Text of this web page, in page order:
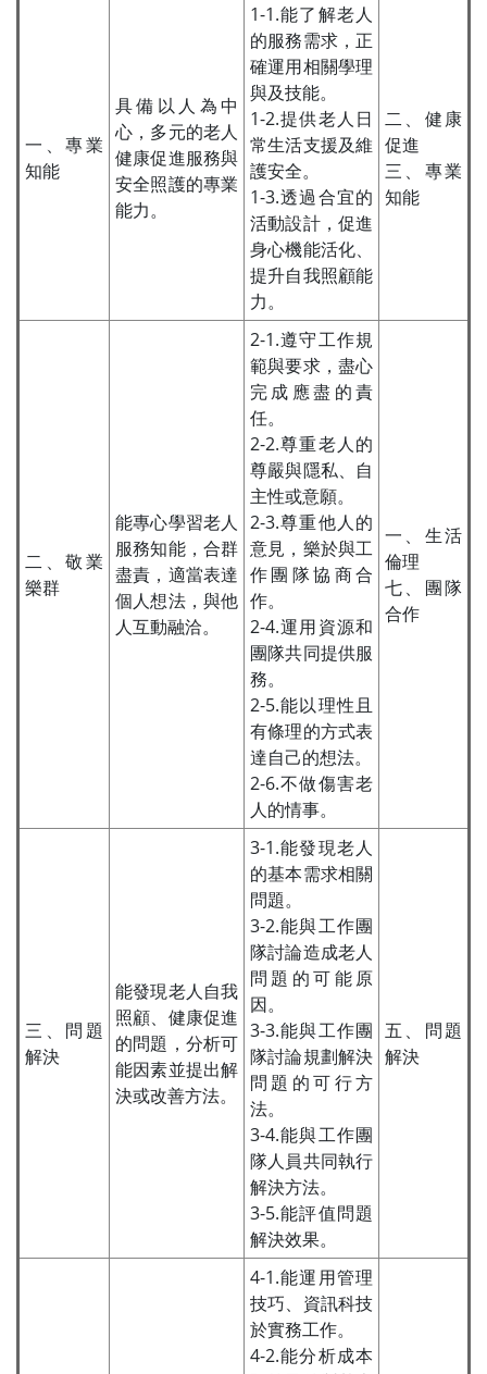
一、專業
知能
具備以人為中
心，多元的老人
健康促進服務與
安全照護的專業
能力。
1-1.能了解老人
的服務需求，正
確運用相關學理
與及技能。
1-2.提供老人日
常生活支援及維
護安全。
1-3.透過合宜的
活動設計，促進
身心機能活化、
提升自我照顧能
力。
二、健康
促進
三、專業
知能
二、敬業
樂群
能專心學習老人
服務知能，合群
盡責，適當表達
個人想法，與他
人互動融洽。
2-1.遵守工作規
範與要求，盡心
完成應盡的責
任。
2-2.尊重老人的
尊嚴與隱私、自
主性或意願。
2-3.尊重他人的
意見，樂於與工
作團隊協商合
作。
2-4.運用資源和
團隊共同提供服
務。
2-5.能以理性且
有條理的方式表
達自己的想法。
2-6.不做傷害老
人的情事。
一、生活
倫理
七、團隊
合作
三、問題
解決
能發現老人自我
照顧、健康促進
的問題，分析可
能因素並提出解
決或改善方法。
3-1.能發現老人
的基本需求相關
問題。
3-2.能與工作團
隊討論造成老人
問題的可能原
因。
3-3.能與工作團
隊討論規劃解決
問題的可行方
法。
3-4.能與工作團
隊人員共同執行
解決方法。
3-5.能評值問題
解決效果。
五、問題
解決
4-1.能運用管理
技巧、資訊科技
於實務工作。
4-2.能分析成本